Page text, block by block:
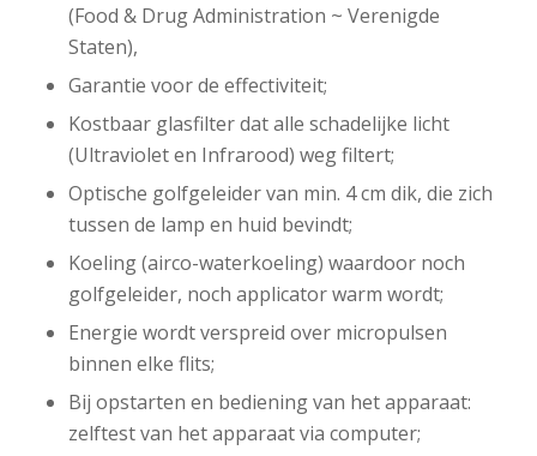
(Food & Drug Administration ~ Verenigde
Staten),
Garantie voor de effectiviteit;
Kostbaar glasfilter dat alle schadelijke licht
(Ultraviolet en Infrarood) weg filtert;
Optische golfgeleider van min. 4 cm dik, die zich
tussen de lamp en huid bevindt;
Koeling (airco-waterkoeling) waardoor noch
golfgeleider, noch applicator warm wordt;
Energie wordt verspreid over micropulsen
binnen elke flits;
Bij opstarten en bediening van het apparaat:
zelftest van het apparaat via computer;